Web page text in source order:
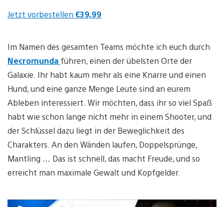
Jetzt vorbestellen €39,99
Im Namen des gesamten Teams möchte ich euch durch
Necromunda führen, einen der übelsten Orte der
Galaxie. Ihr habt kaum mehr als eine Knarre und einen
Hund, und eine ganze Menge Leute sind an eurem
Ableben interessiert. Wir möchten, dass ihr so viel Spaß
habt wie schon lange nicht mehr in einem Shooter, und
der Schlüssel dazu liegt in der Beweglichkeit des
Charakters. An den Wänden laufen, Doppelsprünge,
Mantling … Das ist schnell, das macht Freude, und so
erreicht man maximale Gewalt und Kopfgelder.